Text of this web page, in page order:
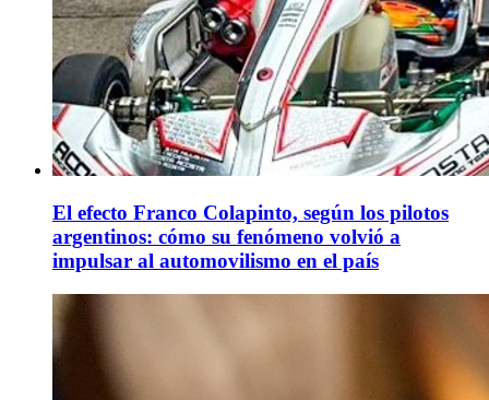
El efecto Franco Colapinto, según los pilotos
argentinos: cómo su fenómeno volvió a
impulsar al automovilismo en el país